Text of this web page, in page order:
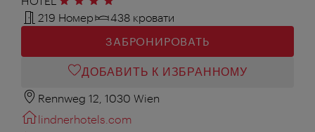
219 Номер
438 кровати
ЗАБРОНИРОВАТЬ
ДОБАВИТЬ К ИЗБРАННОМУ
Rennweg 12, 1030 Wien
lindnerhotels.com